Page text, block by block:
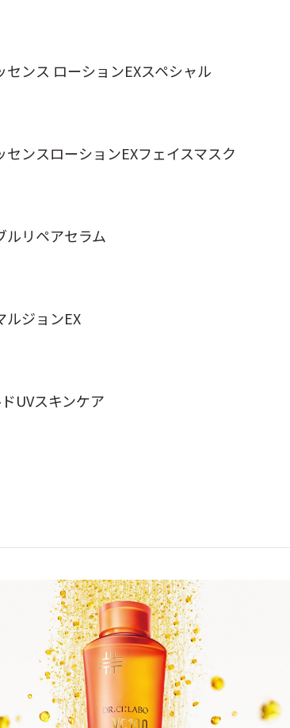
センス ローションEXスペシャル
センスローションEXフェイスマスク
ルリペアセラム
ルジョンEX
UVスキンケア